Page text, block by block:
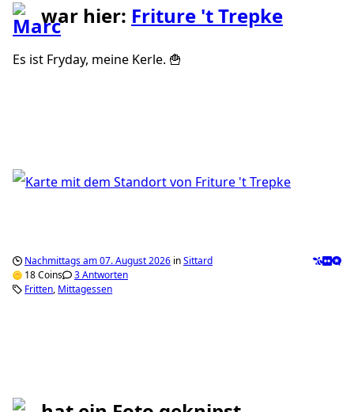
war hier: Friture 't Trepke
Es ist Fryday, meine Kerle. 🍟
Nachmittags am 07. August 2026 inSittard
18 Coins
3 Antworten
Fritten Mittagessen